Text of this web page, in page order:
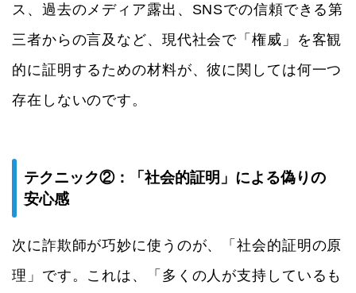
ス、過去のメディア露出、SNSでの信頼できる第
三者からの言及など、現代社会で「権威」を客観
的に証明するための材料が、彼に関しては何一つ
存在しないのです。
テクニック②：「社会的証明」による偽りの
安心感
次に詐欺師が巧妙に使うのが、「社会的証明の原
理」です。これは、「多くの人が支持しているも